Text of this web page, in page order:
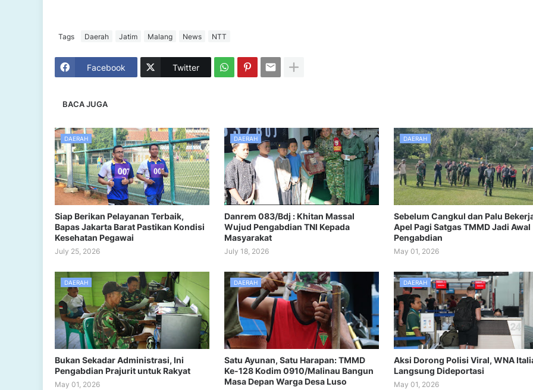
Tags Daerah Jatim Malang News NTT
Facebook Twitter
BACA JUGA
DAERAH
Siap Berikan Pelayanan Terbaik,
Bapas Jakarta Barat Pastikan Kondisi
Kesehatan Pegawai
July 25, 2026
DAERAH
Danrem 083/Bdj : Khitan Massal
Wujud Pengabdian TNI Kepada
Masyarakat
July 18, 2026
DAERAH
Sebelum Cangkul dan Palu
Apel Pagi Satgas TMMD Jadi Awal
Pengabdian
May 01, 2026
DAERAH
Bukan Sekadar Administrasi, Ini
Pengabdian Prajurit untuk Rakyat
May 01, 2026
DAERAH
Satu Ayunan, Satu Harapan: TMMD
Ke-128 Kodim 0910/Malinau Bangun
Masa Depan Warga Desa Luso
DAERAH
Aksi Dorong Polisi Viral, WNA
Langsung Dideportasi
May 01, 2026